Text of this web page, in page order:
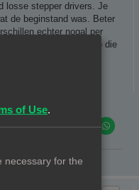
losse stepper drivers. Je
de beginstand was. Beter
echter nogal per
is van de degene die
driver.
of Use.
necessary for the